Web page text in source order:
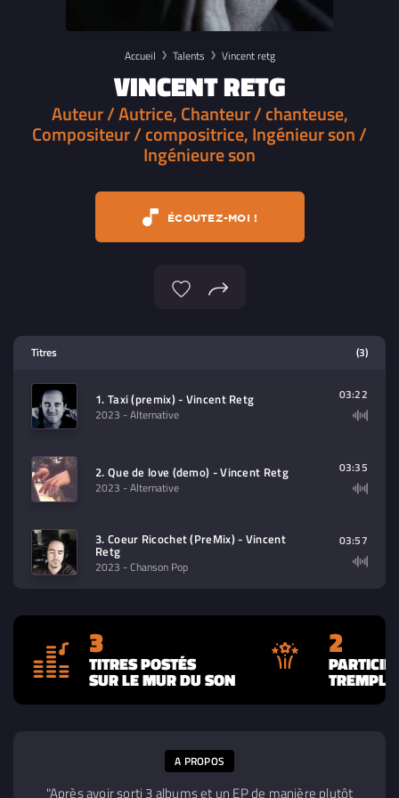
Accueil Talents Vincent retg
VINCENT RETG
Auteur / Autrice, Chanteur / chanteuse,
Compositeur / compositrice, Ingénieur son /
Ingénieure son
ÉCOUTEZ-MOI !
contenu à lire (audio/video)
Titres (3)
1. Taxi (premix) - Vincent Retg
2023 - Alternative
03:22
2. Que de love (demo) - Vincent Retg
2023 - Alternative
03:35
3. Coeur Ricochet (PreMix) - Vincent
Retg
2023 - Chanson Pop
03:57
3
TITRES POSTÉS
SUR LE MUR DU SON
2
A PROPOS
"Après avoir sorti 3 albums et un EP de manière plutôt